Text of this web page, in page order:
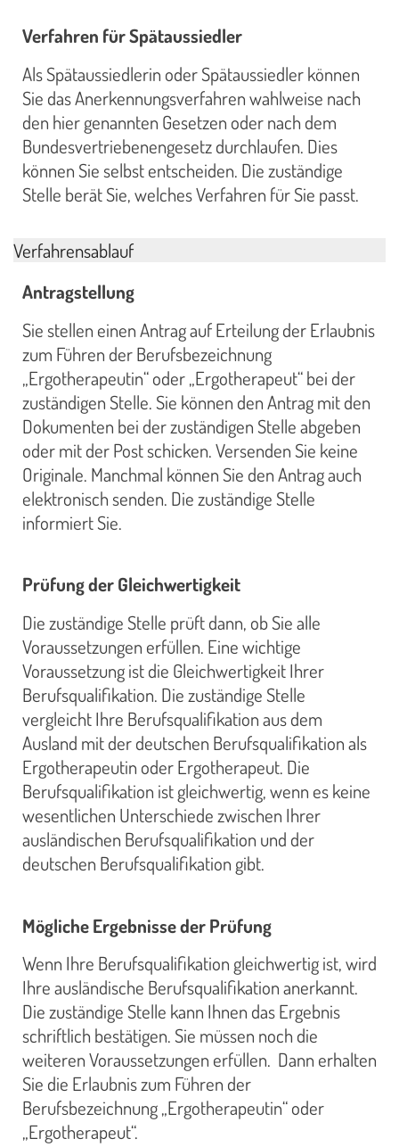
Verfahren für Spätaussiedler
Als Spätaussiedlerin oder Spätaussiedler können
Sie das Anerkennungsverfahren wahlweise nach
den hier genannten Gesetzen oder nach dem
Bundesvertriebenengesetz durchlaufen. Dies
können Sie selbst entscheiden. Die zuständige
Stelle berät Sie, welches Verfahren für Sie passt.
Verfahrensablauf
Antragstellung
Sie stellen einen Antrag auf Erteilung der Erlaubnis
zum Führen der Berufsbezeichnung
„Ergotherapeutin“ oder „Ergotherapeut“ bei der
zuständigen Stelle. Sie können den Antrag mit den
Dokumenten bei der zuständigen Stelle abgeben
oder mit der Post schicken. Versenden Sie keine
Originale. Manchmal können Sie den Antrag auch
elektronisch senden. Die zuständige Stelle
informiert Sie.
Prüfung der Gleichwertigkeit
Die zuständige Stelle prüft dann, ob Sie alle
Voraussetzungen erfüllen. Eine wichtige
Voraussetzung ist die Gleichwertigkeit Ihrer
Berufsqualifikation. Die zuständige Stelle
vergleicht Ihre Berufsqualifikation aus dem
Ausland mit der deutschen Berufsqualifikation als
Ergotherapeutin oder Ergotherapeut. Die
Berufsqualifikation ist gleichwertig, wenn es keine
wesentlichen Unterschiede zwischen Ihrer
ausländischen Berufsqualifikation und der
deutschen Berufsqualifikation gibt.
Mögliche Ergebnisse der Prüfung
Wenn Ihre Berufsqualifikation gleichwertig ist, wird
Ihre ausländische Berufsqualifikation anerkannt.
Die zuständige Stelle kann Ihnen das Ergebnis
schriftlich bestätigen. Sie müssen noch die
weiteren Voraussetzungen erfüllen. Dann erhalten
Sie die Erlaubnis zum Führen der
Berufsbezeichnung „Ergotherapeutin“ oder
„Ergotherapeut“.